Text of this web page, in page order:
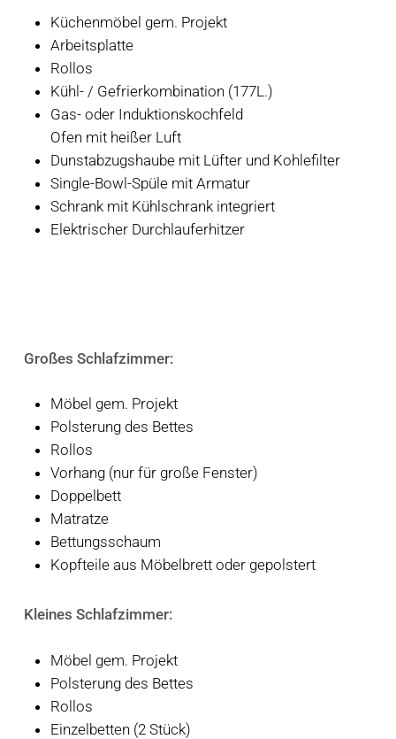
Küchenmöbel gem. Projekt
Arbeitsplatte
Rollos
Kühl- / Gefrierkombination (177L.)
Gas- oder Induktionskochfeld
Ofen mit heißer Luft
Dunstabzugshaube mit Lüfter und Kohlefilter
Single-Bowl-Spüle mit Armatur
Schrank mit Kühlschrank integriert
Elektrischer Durchlauferhitzer
Großes Schlafzimmer:
Möbel gem. Projekt
Polsterung des Bettes
Rollos
Vorhang (nur für große Fenster)
Doppelbett
Matratze
Bettungsschaum
Kopfteile aus Möbelbrett oder gepolstert
Kleines Schlafzimmer:
Möbel gem. Projekt
Polsterung des Bettes
Rollos
Einzelbetten (2 Stück)